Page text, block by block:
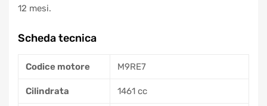
12 mesi.
Scheda tecnica
Codice motore M9RE7
Cilindrata 1461 cc